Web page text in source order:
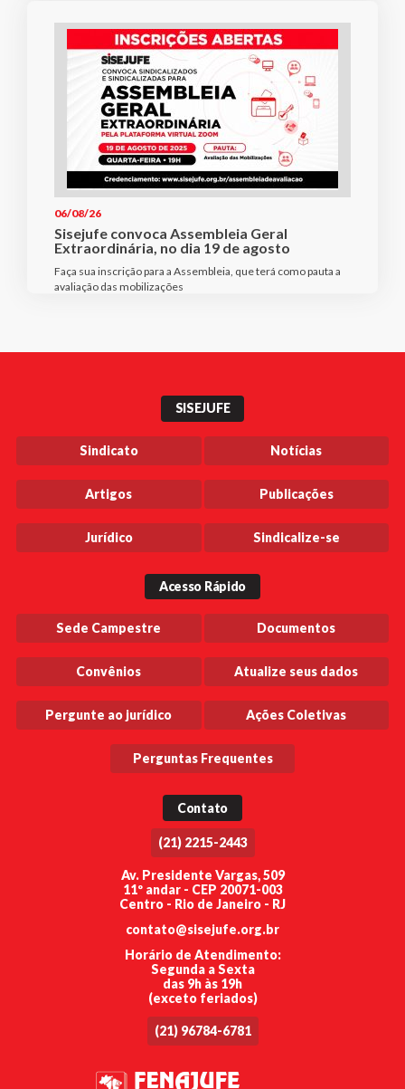
06/08/26
Sisejufe convoca Assembleia Geral
Extraordinária, no dia 19 de agosto
Faça sua inscrição para a Assembleia, que terá como pauta a
avaliação das mobilizações
SISEJUFE
Sindicato Notícias
Artigos Publicações
Jurídico Sindicalize-se
Acesso Rápido
Sede Campestre Documentos
Convênios Atualize seus dados
Pergunte ao jurídico Ações Coletivas
Perguntas Frequentes
Contato
(21) 2215-2443
Av. Presidente Vargas, 509
11º andar - CEP 20071-003
Centro - Rio de Janeiro - RJ
contato@sisejufe.org.br
Horário de Atendimento:
Segunda a Sexta
das 9h às 19h
(exceto feriados)
(21) 96784-6781